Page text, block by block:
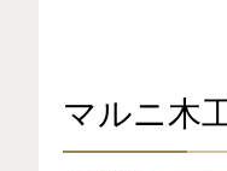
マルニ木